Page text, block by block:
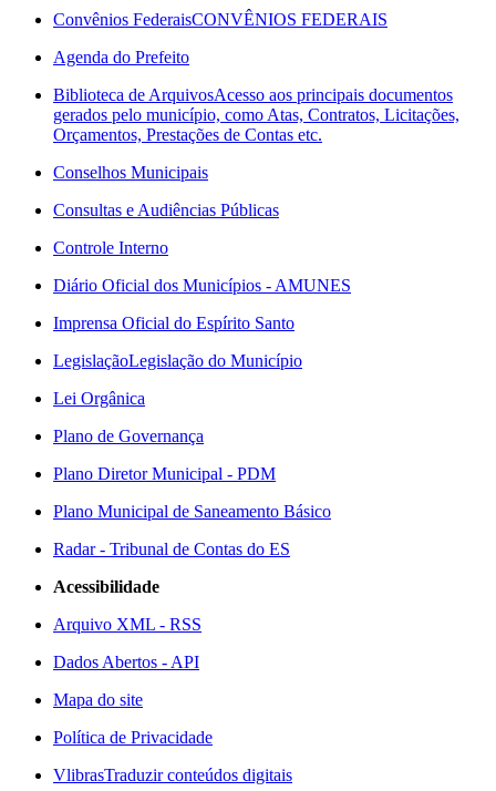
Convênios FederaisCONVÊNIOS FEDERAIS
Agenda do Prefeito
Biblioteca de ArquivosAcesso aos principais documentos
gerados pelo município, como Atas, Contratos, Licitações,
Orçamentos, Prestações de Contas etc.
Conselhos Municipais
Consultas e Audiências Públicas
Controle Interno
Diário Oficial dos Municípios - AMUNES
Imprensa Oficial do Espírito Santo
LegislaçãoLegislação do Município
Lei Orgânica
Plano de Governança
Plano Diretor Municipal - PDM
Plano Municipal de Saneamento Básico
Radar - Tribunal de Contas do ES
Acessibilidade
Arquivo XML - RSS
Dados Abertos - API
Mapa do site
Política de Privacidade
VlibrasTraduzir conteúdos digitais